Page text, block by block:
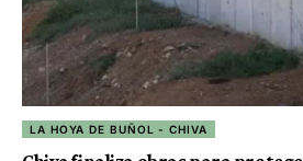
LA HOYA DE BUÑOL - CHIVA